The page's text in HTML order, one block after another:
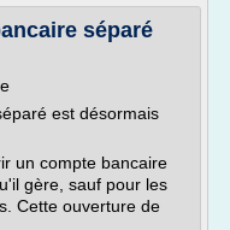
séparé
est désormais
un compte bancaire
gère, sauf pour les
Cette ouverture de